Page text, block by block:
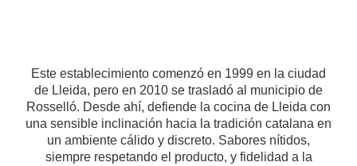
Este establecimiento comenzó en 1999 en la ciudad
de Lleida, pero en 2010 se trasladó al municipio de
Rosselló. Desde ahí, defiende la cocina de Lleida con
una sensible inclinación hacia la tradición catalana en
un ambiente cálido y discreto. Sabores nítidos,
siempre respetando el producto, y fidelidad a la